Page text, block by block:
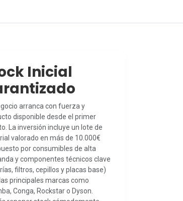
Inicial
arranca con fuerza y
disponible desde el primer
La inversión incluye un lote de
valorado en más de 10.000€
por consumibles de alta
y componentes técnicos clave
filtros, cepillos y placas base)
principales marcas como
Conga, Rockstar o Dyson.